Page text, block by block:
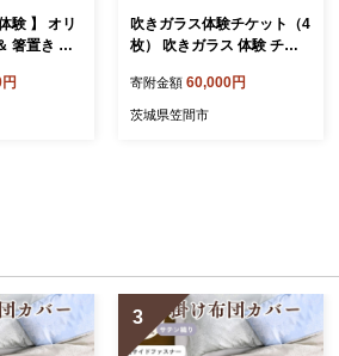
験 】 オリ
箸置き ペ
市≫ [TAT
セット
吹きガラス体験チケット（4
枚） 吹きガラス 体験 チケ
ル 手作り グラス 食器 花瓶
ペーパーウェイト 箸置き 初
寄附金額 60,000円
茨城県笠間市
3